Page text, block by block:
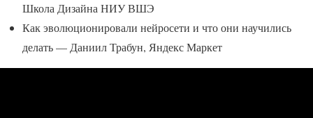
Школа Дизайна НИУ ВШЭ
Как эволюционировали нейросети и что они научились
делать — Даниил Трабун, Яндекс Маркет